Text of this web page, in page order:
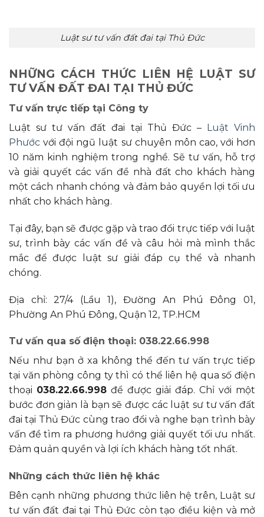
Luật sư tư vấn đất đai tại Thủ Đức
NHỮNG CÁCH THỨC LIÊN HỆ LUẬT SƯ
TƯ VẤN ĐẤT ĐAI TẠI THỦ ĐỨC
Tư vấn trực tiếp tại Công ty
Luật sư tư vấn đất đai tại Thủ Đức – Luật Vinh
Phước với đội ngũ luật sư chuyên môn cao, với hơn
10 năm kinh nghiệm trong nghề. Sẽ tư vấn, hỗ trợ
và giải quyết các vấn đề nhà đất cho khách hàng
một cách nhanh chóng và đảm bảo quyền lợi tối ưu
nhất cho khách hàng.
Tại đây, bạn sẽ được gặp và trao đổi trực tiếp với luật
sư, trình bày các vấn đề và câu hỏi mà mình thắc
mắc để được luật sư giải đáp cụ thể và nhanh
chóng.
Địa chỉ: 27/4 (Lầu 1), Đường An Phú Đông 01,
Phường An Phú Đông, Quận 12, TP.HCM
Tư vấn qua số điện thoại: 038.22.66.998
Nếu như bạn ở xa không thể đến tư vấn trực tiếp
tại văn phòng công ty thì có thể liên hệ qua số điện
thoại 038.22.66.998 để được giải đáp. Chỉ với một
bước đơn giản là bạn sẽ được các luật sư tư vấn đất
đai tại Thủ Đức cùng trao đổi và nghe bạn trình bày
vấn đề tìm ra phương hướng giải quyết tối ưu nhất.
Đảm quản quyền và lợi ích khách hàng tốt nhất.
Những cách thức liên hệ khác
Bên cạnh những phương thức liên hệ trên, Luật sư
tư vấn đất đai tại Thủ Đức còn tạo điều kiện và mở